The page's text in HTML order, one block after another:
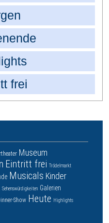
frei
Museum
Eintritt frei Trödelmarkt
Musicals Kinder
Sehenswürdigkeiten Galerien
Show Heute Highlights